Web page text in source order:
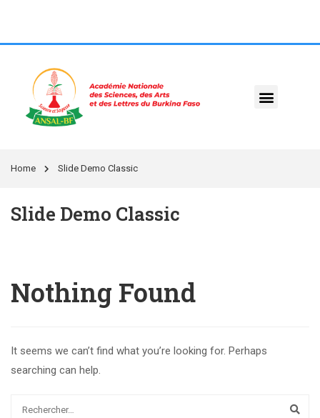
Home Slide Demo Classic
Slide Demo Classic
Nothing Found
It seems we can’t find what you’re looking for. Perhaps
searching can help.